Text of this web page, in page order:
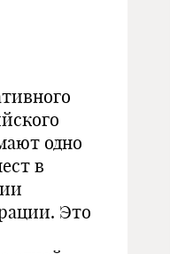
одно
в
Это